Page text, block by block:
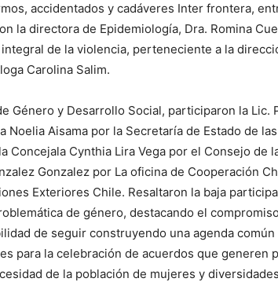
accidentados y cadáveres Inter frontera,
la directora de Epidemiología, Dra. Romina
de la violencia, perteneciente a la
Carolina Salim.
Género y Desarrollo Social, participaron la Lic.
Noelia Aisama por la Secretaría de Estado de
Concejala Cynthia Lira Vega por el Consejo de
Gonzalez por La oficina de Cooperación
Exteriores Chile. Resaltaron la baja
de género, destacando el
de seguir construyendo una agenda
para la celebración de acuerdos que generen
de la población de mujeres y